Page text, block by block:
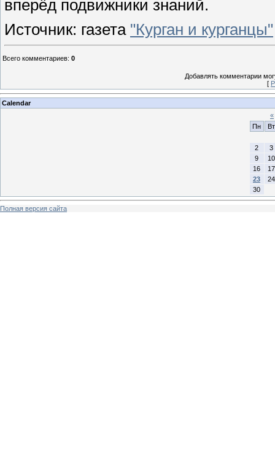
вперёд подвижники знаний.
Источник: газета "Курган и курганцы"
Всего комментариев: 0
Добавлять комментарии
[
Calendar
«
Пн
Вт
2
3
9
10
16
17
23
24
30
Полная версия сайта